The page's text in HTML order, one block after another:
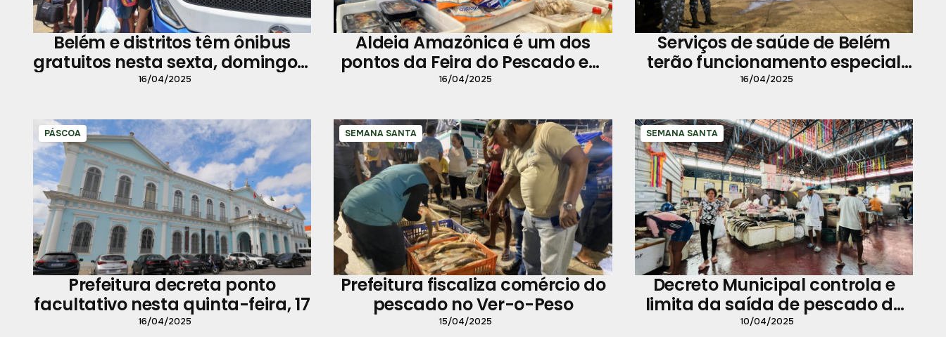
Belém e distritos têm ônibus
gratuitos nesta sexta, domingo e
segunda
16/04/2025
Aldeia Amazônica é um dos
pontos da Feira do Pescado em
Belém
16/04/2025
Serviços de saúde de Belém
terão funcionamento especial
no feriado
16/04/2025
PÁSCOA
Prefeitura decreta ponto
facultativo nesta quinta-feira, 17
16/04/2025
SEMANA SANTA
Prefeitura fiscaliza comércio do
pescado no Ver-o-Peso
15/04/2025
SEMANA SANTA
Decreto Municipal controla e
limita da saída de pescado de
Belém
10/04/2025